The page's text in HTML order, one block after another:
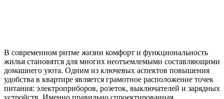
В современном ритме жизни комфорт и функциональность
жилья становятся для многих неотъемлемыми составляющими
домашнего уюта. Одним из ключевых аспектов повышения
удобства в квартире является грамотное расположение точек
питания: электроприборов, розеток, выключателей и зарядных
устройств. Именно правильно спроектированная